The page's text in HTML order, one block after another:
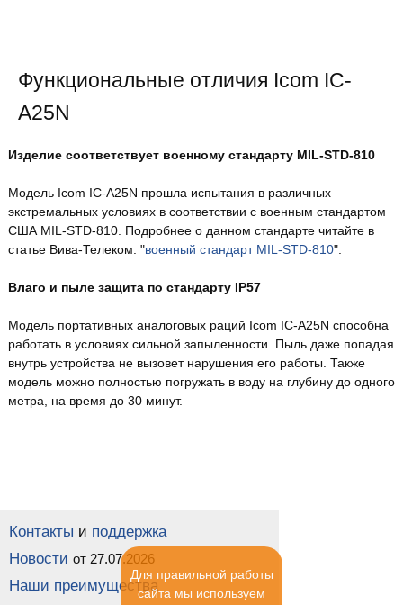
Функциональные отличия Icom IC-
A25N
Изделие соответствует военному стандарту MIL-STD-810
Модель Icom IC-A25N прошла испытания в различных
экстремальных условиях в соответствии с военным стандартом
США MIL-STD-810. Подробнее о данном стандарте читайте в
статье Вива-Телеком: "военный стандарт MIL-STD-810".
Влаго и пыле защита по стандарту IP57
Модель портативных аналоговых раций Icom IC-A25N способна
работать в условиях сильной запыленности. Пыль даже попадая
внутрь устройства не вызовет нарушения его работы. Также
модель можно полностью погружать в воду на глубину до одного
метра, на время до 30 минут.
Контакты и поддержка
Новости от 27.07.2026
Наши преимущества
Для правильной работы
сайта мы используем